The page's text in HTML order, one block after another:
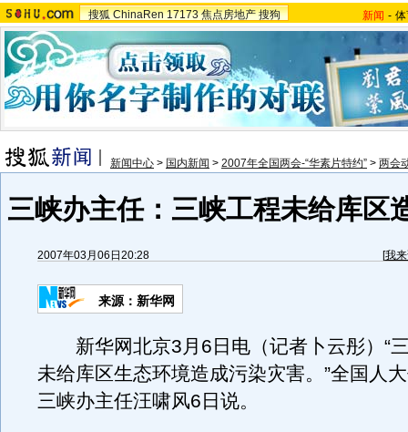
搜狐 ChinaRen 17173 焦点房地产 搜狗 新闻 -
新闻中心 > 国内新闻 > 2007年全国两会-“华素片特约” > 两会
三峡办主任：三峡工程未给库区
2007年03月06日20:28 [我
来源：新华网
新华网北京3月6日电（记者卜云彤）“
未给库区生态环境造成污染灾害。”全国人
三峡办主任汪啸风6日说。